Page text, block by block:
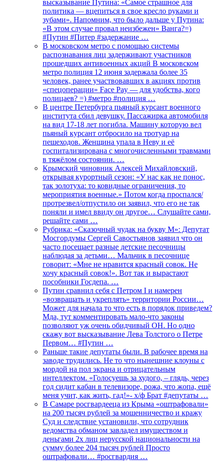
высказывание Путина: «Самое страшное для
политика — вцепиться в свое кресло руками и
зубами». Напомним, что было дальше у Путина:
«В этом случае провал неизбежен» Ванга?=)
#Путин #Питер #задержание …
В московском метро с помощью системы
распознавания лиц задерживают участников
прошедших антивоенных акций В московском
метро полиция 12 июня задержала более 35
человек, ранее участвовавших в акциях против
«спецоперации» Face Pay — для удобства, кого
полицаев? =) #метро #полиция …
В центре Петербурга пьяный курсант военного
института сбил девушку. Пассажирка автомобиля
на вид 17-18 лет погибла. Машину которую вел
пьяный курсант отбросило на тротуар на
пешеходов. Женщина упала в Неву и её
госпитализирована с многочисленными травмами
в тяжёлом состоянии. …
Крымский чиновник Алексей Михайловский,
открывая курортный сезон: «У нас как не понос,
так золотуха: то ковидные ограничения, то
мероприятия военные.» Потом когда проспался/
протрезвел/отпустило он заявил, что его не так
поняли и имел ввиду он другое… Слушайте сами,
решайте сами …
Рубрика: «Сказочный чудак на букву М»: Депутат
Мосгордумы Сергей Савостьянов заявил что он
часто посещает разные детские песочницы
наблюдая за детьми… Мальчик в песочнице
говорит: «Мне не нравится красный совок. Не
хочу красный совок!». Вот так и вырастают
пособники Госдепа. …
Путин сравнил себя с Петром I и намерен
«возвращать и укреплять» территории России…
Может для начала то что есть в порядок приведем?
Мда, тут комментировать мало-что законы
позволяют уж очень обидчивый ОН. Но одно
скажу вот высказывание Лева Толстого о Петре
Первом… #Путин …
Раньше такие депутаты были. В рабочее время на
заводе трудились. Не то что нынешние клоуны с
мордой на пол экрана и отрицательным
интеллектом. «Голосуешь за худого, – глядь, через
год сидит кабан в телевизоре, рожа, что жопа, ещё
меня учит, как жить, гад!»- х/ф Брат #депутаты …
В Самаре росгвардееца из Крыма «оштрафовали»
на 200 тысяч рублей за мошенничество и кражу
Суд и следствие установили, что сотрудник
ведомства обманом завладел имуществом и
деньгами 2х лиц нерусской национальности на
сумму более 204 тысяч рублей Просто
оштрафовали… #росгвардия …